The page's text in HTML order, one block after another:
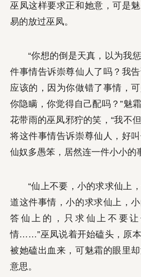
巫凤这样要求正和她意，可是
易的放过巫凤。
“你想的倒是天真，以为我
件事情告诉崇尊仙人了吗？我
应该的，因为你做错了事情，
你隐瞒，你觉得自己配吗？”魅
花带雨的巫凤邪狞的笑，“我不
将这件事情告诉崇尊仙人，好
仙奴多愚笨，居然连一件小小的
“仙上不要，小的求求仙上
道这件事情，小的求求仙上，
答仙上的，只求仙上不要
情……”巫凤说着开始磕头，原
被她磕出血来，可魅霜的眼里
意思。